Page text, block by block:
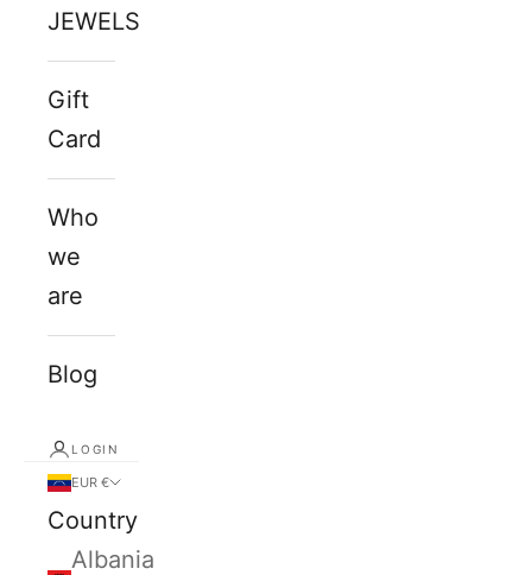
JEWELS
Gift
Card
Who
we
are
Blog
LOGIN
EUR €
Country
Albania